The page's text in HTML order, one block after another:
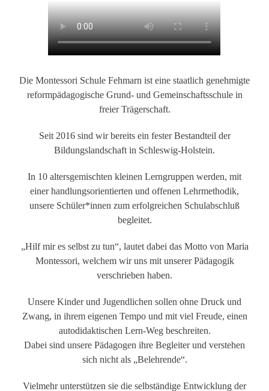
Die Montessori Schule Fehmarn ist eine staatlich genehmigte
reformpädagogische Grund- und Gemeinschaftsschule in
freier Trägerschaft.
Seit 2016 sind wir bereits ein fester Bestandteil der
Bildungslandschaft in Schleswig-Holstein.
In 10 altersgemischten kleinen Lerngruppen werden, mit
einer handlungsorientierten und offenen Lehrmethodik,
unsere Schüler*innen zum erfolgreichen Schulabschluß
begleitet.
„Hilf mir es selbst zu tun“, lautet dabei das Motto von Maria
Montessori, welchem wir uns mit unserer Pädagogik
verschrieben haben.
Unsere Kinder und Jugendlichen sollen ohne Druck und
Zwang, in ihrem eigenen Tempo und mit viel Freude, einen
autodidaktischen Lern-Weg beschreiten.
Dabei sind unsere Pädagogen ihre Begleiter und verstehen
sich nicht als „Belehrende“.
Vielmehr unterstützen sie die selbständige Entwicklung der